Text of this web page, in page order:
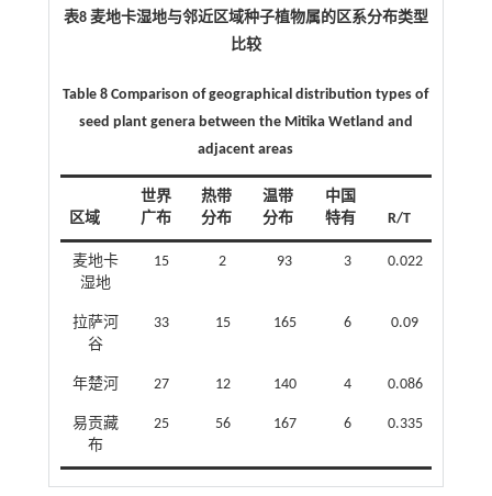
表8 麦地卡湿地与邻近区域种子植物属的区系分布类型
比较
​​Table 8 Comparison of geographical distribution types of
seed plant genera between the Mitika Wetland and
adjacent areas
区域
世界
广布
热带
分布
温带
分布
中国
特有
R/T
麦地卡
湿地
15 2 93 3 0.022
拉萨河
谷
33 15 165 6 0.09
年楚河 27 12 140 4 0.086
易贡藏
布
25 56 167 6 0.335